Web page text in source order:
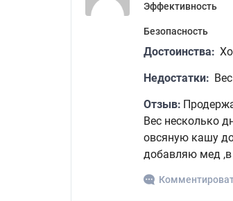
Эффективность
Безопасность
Достоинства:
Недостатки:
Отзыв:
Вес несколько
овсяную кашу
добавляю мед ,в